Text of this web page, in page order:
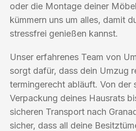
oder die Montage deiner
kümmern uns um alles, damit
stressfrei genießen kannst.
Unser erfahrenes Team von
sorgt dafür, dass dein Umzug
termingerecht abläuft. Von der
Verpackung deines Hausrats
sicheren Transport nach
sicher, dass all deine